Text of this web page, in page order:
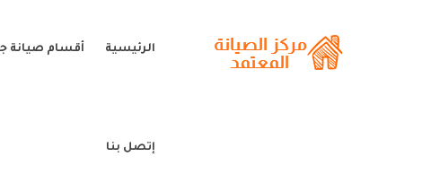
الرئيسية أقسام صيانة
إتصل بنا